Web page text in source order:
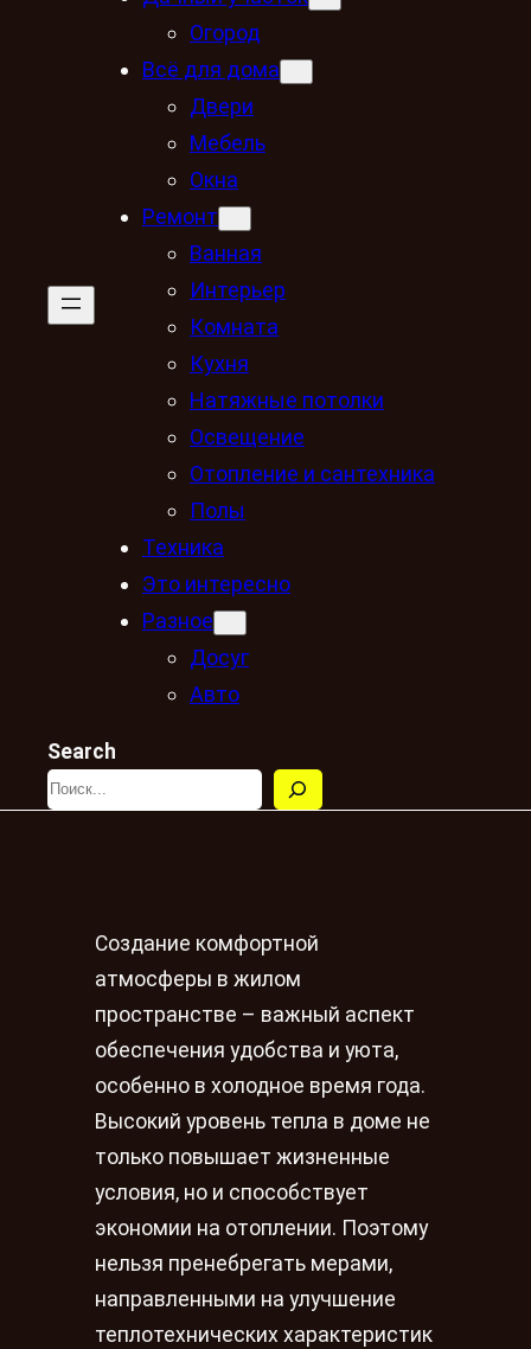
Огород
Всё для дома
Двери
Мебель
Окна
Ремонт
Ванная
Интерьер
Комната
Кухня
Натяжные потолки
Освещение
Отопление и сантехника
Полы
Техника
Это интересно
Разное
Досуг
Авто
Search
Создание комфортной
атмосферы в жилом
пространстве – важный аспект
обеспечения удобства и уюта,
особенно в холодное время года.
Высокий уровень тепла в доме не
только повышает жизненные
условия, но и способствует
экономии на отоплении. Поэтому
нельзя пренебрегать мерами,
направленными на улучшение
теплотехнических характеристик